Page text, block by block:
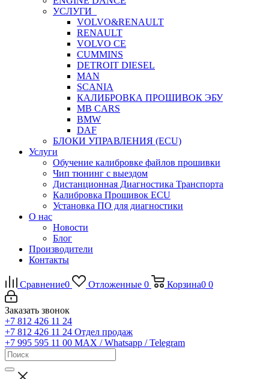
УСЛУГИ
VOLVO&RENAULT
RENAULT
VOLVO CE
CUMMINS
DETROIT DIESEL
MAN
SCANIA
КАЛИБРОВКА ПРОШИВОК ЭБУ
MB CARS
BMW
DAF
БЛОКИ УПРАВЛЕНИЯ (ECU)
Услуги
Обучение калибровке файлов прошивки
Чип тюнинг с выездом
Дистанционная Диагностика Транспорта
Калибровка Прошивок ECU
Установка ПО для диагностики
О нас
Новости
Блог
Производители
Контакты
Сравнение0 Отложенные 0 Корзина0 0
Заказать звонок
+7 812 426 11 24
+7 812 426 11 24 Отдел продаж
+7 995 595 11 00 MAX / Whatsapp / Telegram